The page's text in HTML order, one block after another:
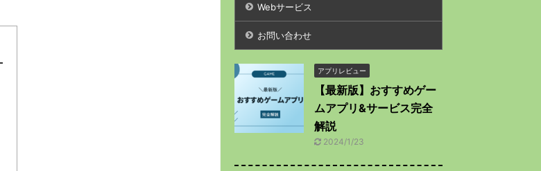
Webサービス
お問い合わせ
アプリレビュー
【最新版】おすすめゲー
ムアプリ&サービス完全
解説
2024/1/23